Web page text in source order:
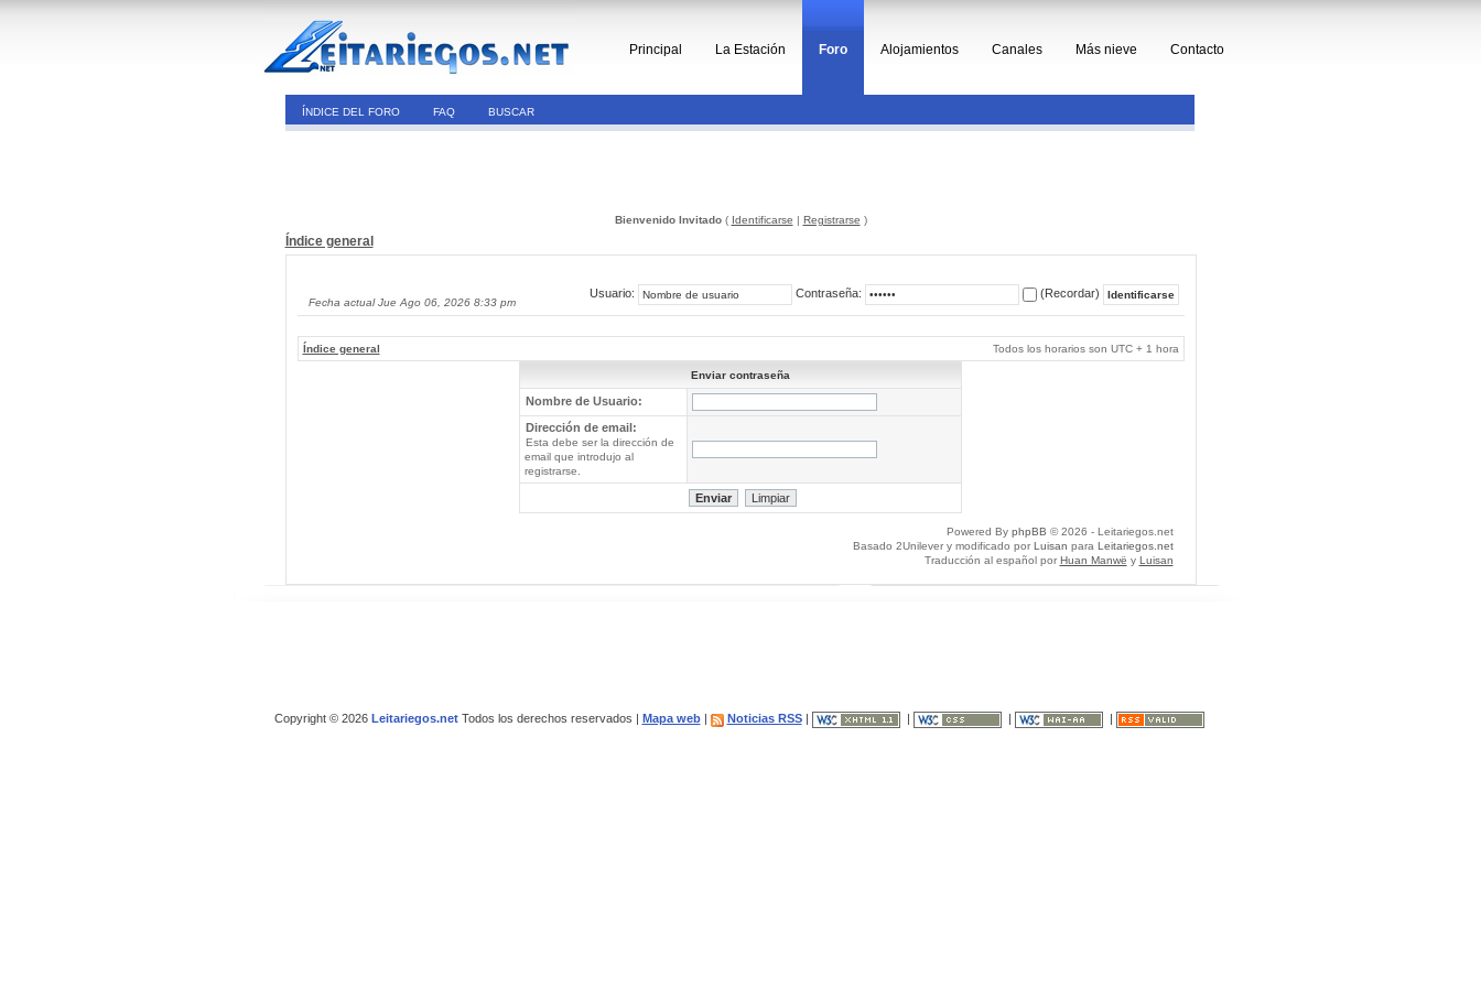
Principal La Estación Foro Alojamientos Canales Más nieve Contacto
ÍNDICE DEL FORO FAQ BUSCAR
Bienvenido Invitado( Identificarse | Registrarse )
Índice general
Fecha actual Jue Ago 06, 2026 8:33 pm
Usuario: Contraseña: (Recordar)
Índice general Todos los horarios son UTC + 1 hora
Enviar contraseña
Nombre de Usuario:
Dirección de email:
Esta debe ser la dirección de
email que introdujo al
registrarse.
Powered By phpBB © 2026 - Leitariegos.net
Basado 2Unilever y modificado por Luisan para Leitariegos.net
Traducción al español por Huan Manwë y Luisan
Copyright © 2026 Leitariegos.netTodos los derechos reservados | Mapa web| Noticias RSS|